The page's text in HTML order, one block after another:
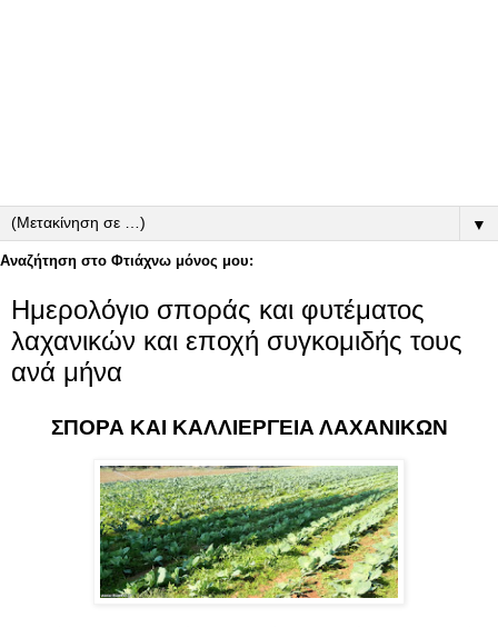
▼
Αναζήτηση στο Φτιάχνω μόνος μου:
Ημερολόγιο σποράς και φυτέματος
λαχανικών και εποχή συγκομιδής τους
ανά μήνα
ΣΠΟΡΑ ΚΑΙ ΚΑΛΛΙΕΡΓΕΙΑ ΛΑΧΑΝΙΚΩΝ